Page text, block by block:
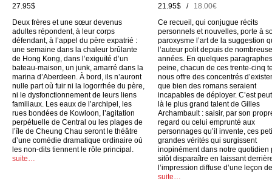
27.95$
Deux frères et une sœur devenus
adultes répondent, à leur corps
défendant, à l’appel du père expatrié :
une semaine dans la chaleur brûlante
de Hong Kong, dans l’exiguïté d’un
bateau-maison, un junk, amarré dans la
marina d’Aberdeen. À bord, ils n’auront
nulle part où fuir ni la logorrhée du père,
ni le dysfonctionnement de leurs liens
familiaux. Les eaux de l’archipel, les
rues bondées de Kowloon, l’agitation
perpétuelle de Central ou les plages de
l’île de Cheung Chau seront le théâtre
d’une comédie dramatique ordinaire où
les non-dits tiennent le rôle principal.
suite…
21.95$ /18.00€
Ce recueil, qui conjugue récits
personnels et nouvelles, porte à
paroxysme l’art de la suggestion
l’auteur polit depuis de
années. En quelques
peine, chacun de ces trente-cinq
nous offre des concentrés
que bien des romans seraient
incapables de déployer. C’est
là le plus grand talent de Gilles
Archambault : saisir, par son
regard ou celui emprunté aux
personnages qu’il invente, ces
grandes vérités qui surgissent
inopinément dans notre quotidien
sitôt disparaître en laissant
l’impression diffuse d’une leçon
suite…